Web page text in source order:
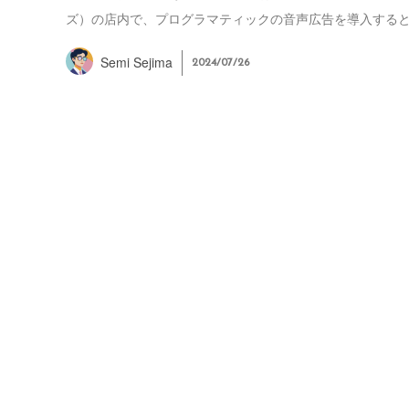
ズ）の店内で、プログラマティックの音声広告を導入する
Semi Sejima 2024/07/26